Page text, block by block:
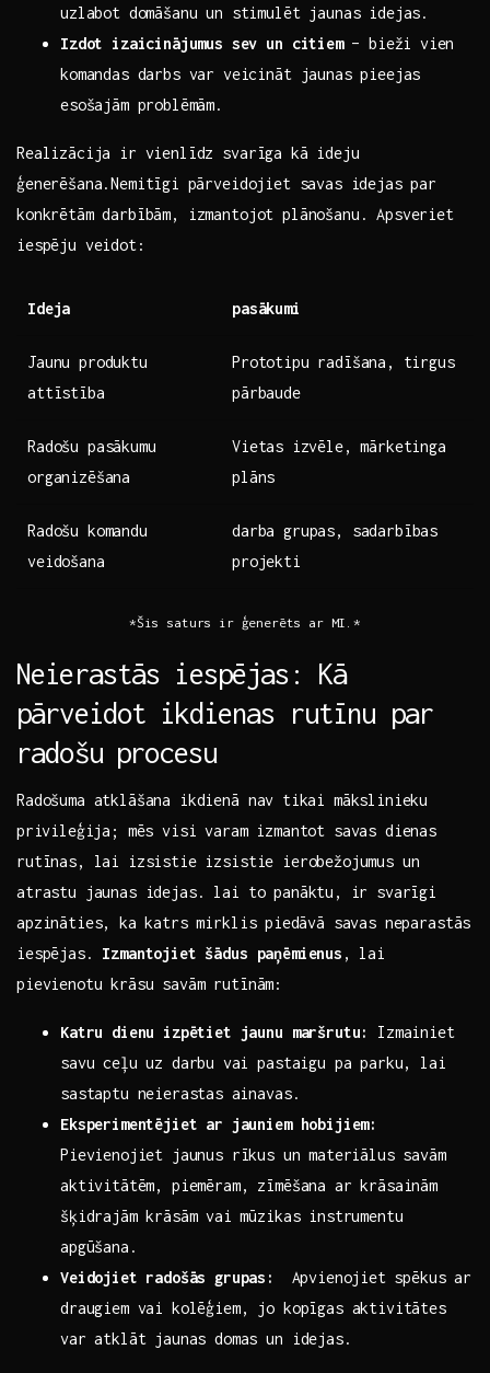
uzlabot domāšanu un ‍stimulēt ‍jaunas idejas.
Izdot izaicinājumus ​sev un citiem⁤– ‌bieži⁤ vien⁤
komandas‍ darbs var veicināt jaunas pieejas
esošajām problēmām.
Realizācija ir vienlīdz svarīga kā ​ideju
ģenerēšana.Nemitīgi ⁢pārveidojiet savas idejas par
konkrētām darbībām, ‌izmantojot plānošanu. Apsveriet
iespēju veidot:
Ideja pasākumi
Jaunu produktu
attīstība
Prototipu radīšana, ⁣tirgus
pārbaude
Radošu​ pasākumu
organizēšana
Vietas ⁤izvēle,‍ mārketinga
plāns
Radošu komandu ​
veidošana
darba grupas, sadarbības
projekti
*Šis saturs‍ ir ​ģenerēts​ ar MI.*
Neierastās‍ iespējas: Kā
pārveidot ikdienas rutīnu​ par
radošu ⁣procesu
Radošuma atklāšana ikdienā nav ⁤tikai mākslinieku
⁣privileģija; mēs visi ​varam izmantot savas dienas
rutīnas, lai izsistie izsistie ierobežojumus un ​
atrastu jaunas​ idejas.‍ lai to panāktu,⁢ ir svarīgi⁢
apzināties, ka⁢ katrs mirklis ⁤piedāvā savas​ neparastās
iespējas.​ Izmantojiet‌ šādus paņēmienus ,⁢ lai
pievienotu‍ krāsu savām‌ rutīnām:
Katru dienu izpētiet jaunu maršrutu:
Izmainiet
savu‍ ceļu uz darbu ⁤vai pastaigu pa ‍parku, lai
sastaptu neierastas ⁣ainavas.
Eksperimentējiet ar jauniem hobijiem:
Pievienojiet ​jaunus rīkus ⁤un materiālus ⁣savām
aktivitātēm, piemēram, zīmēšana ar krāsainām
šķidrajām krāsām vai ⁣mūzikas instrumentu
apgūšana.
Veidojiet radošās grupas:
⁤ Apvienojiet ⁣spēkus ‌ar
draugiem vai kolēģiem, jo kopīgas ‍aktivitātes
var‌ atklāt jaunas ‌domas un idejas.